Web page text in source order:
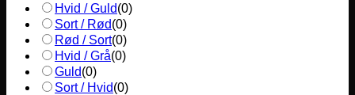
Hvid / Guld(0)
Sort / Rød(0)
Rød / Sort(0)
Hvid / Grå(0)
Guld(0)
Sort / Hvid(0)